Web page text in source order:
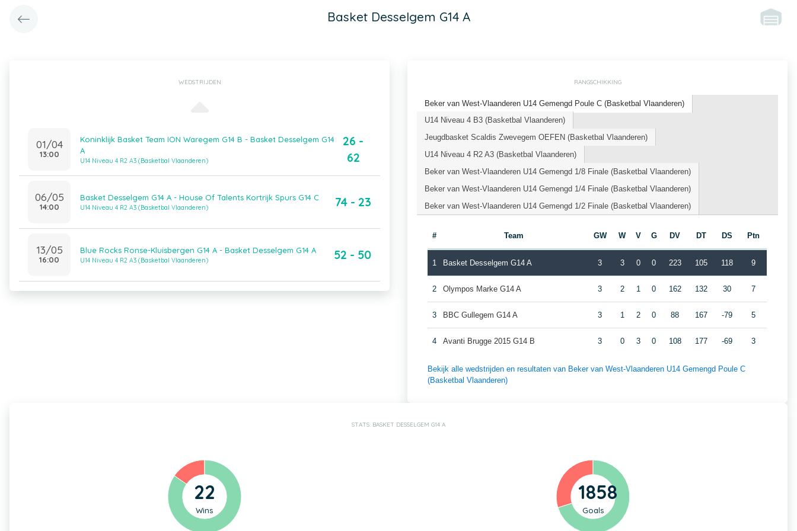
Basket Desselgem G14 A
WEDSTRIJDEN
01/04
13:00
Koninklijk Basket Team ION Waregem G14 B - Basket Desselgem G14
A
U14 Niveau 4 R2 A3 (Basketbal Vlaanderen)
26 -
62
06/05
14:00
Basket Desselgem G14 A - House Of Talents Kortrijk Spurs G14 C
U14 Niveau 4 R2 A3 (Basketbal Vlaanderen) 74 - 23
13/05
16:00
Blue Rocks Ronse-Kluisbergen G14 A - Basket Desselgem G14 A
U14 Niveau 4 R2 A3 (Basketbal Vlaanderen) 52 - 50
RANGSCHIKKING
Beker van West-Vlaanderen U14 Gemengd Poule C (Basketbal Vlaanderen)
U14 Niveau 4 B3 (Basketbal Vlaanderen)
Jeugdbasket Scaldis Zwevegem OEFEN (Basketbal Vlaanderen)
U14 Niveau 4 R2 A3 (Basketbal Vlaanderen)
Beker van West-Vlaanderen U14 Gemengd 1/8 Finale (Basketbal Vlaanderen)
Beker van West-Vlaanderen U14 Gemengd 1/4 Finale (Basketbal Vlaanderen)
Beker van West-Vlaanderen U14 Gemengd 1/2 Finale (Basketbal Vlaanderen)
# Team GW W V G DV DT DS Ptn
1 Basket Desselgem G14 A 3 3 0 0 223 105 118 9
2 Olympos Marke G14 A 3 2 1 0 162 132 30 7
3 BBC Gullegem G14 A 3 1 2 0 88 167 -79 5
4 Avanti Brugge 2015 G14 B 3 0 3 0 108 177 -69 3
Bekijk alle wedstrijden en resultaten van Beker van West-Vlaanderen U14 Gemengd Poule C
(Basketbal Vlaanderen)
STATS: BASKET DESSELGEM G14 A
22
Wins
1858
Goals